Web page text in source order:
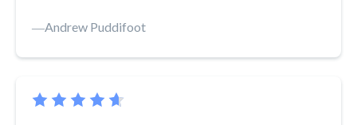
―Andrew Puddifoot